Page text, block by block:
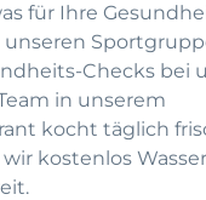
für Ihre
unseren
Checks bei
in unserem
kocht täglich
kostenlos